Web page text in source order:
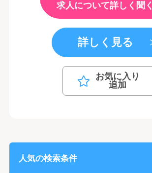
求人について詳しく聞く
詳しく見る
お気に入り
追加
人気の検索条件